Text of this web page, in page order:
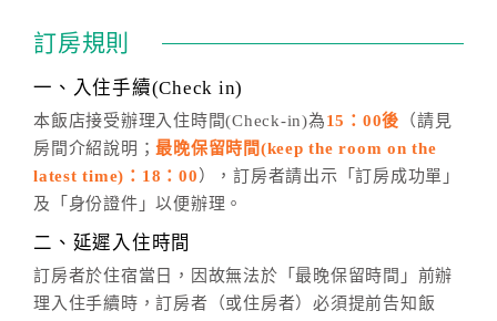
話方式異動訂單。
※非客服時間之申辦異動，皆為次日計算及辦理。
五、客服時間
週一至週日，上午9:00～晚上6:00
六、聯絡方式
(07)9682715 。
訂房規則
一、入住手續(Check in)
本飯店接受辦理入住時間(Check-in)為15：00後 （請見
房間介紹說明；最晚保留時間(keep the room on the
latest time)：18：00 ），訂房者請出示「訂房成功單」
及「身份證件」以便辦理。
二、延遲入住時間
訂房者於住宿當日，因故無法於「最晚保留時間」前辦
理入住手續時，訂房者（或住房者）必須提前告知飯